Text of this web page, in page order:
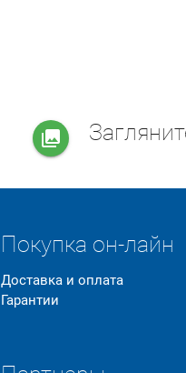
collections
Покупка он-лайн
Доставка и оплата
Гарантии